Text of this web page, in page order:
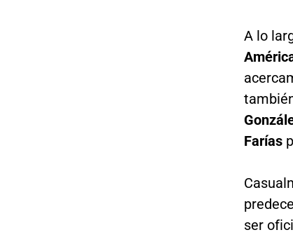
A lo
Farías
ser